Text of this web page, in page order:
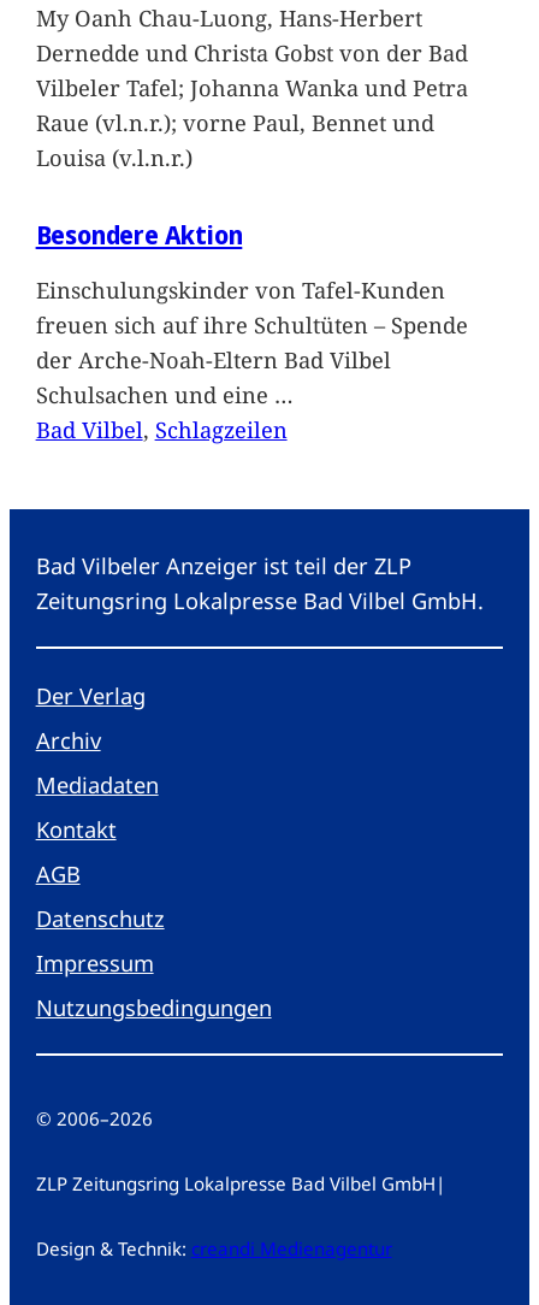
My Oanh Chau-Luong, Hans-Herbert
Dernedde und Christa Gobst von der Bad
Vilbeler Tafel; Johanna Wanka und Petra
Raue (vl.n.r.); vorne Paul, Bennet und
Louisa (v.l.n.r.)
Besondere Aktion
Einschulungskinder von Tafel-Kunden
freuen sich auf ihre Schultüten – Spende
der Arche-Noah-Eltern Bad Vilbel
Schulsachen und eine …
Bad Vilbel, Schlagzeilen
Bad Vilbeler Anzeiger ist teil der ZLP
Zeitungsring Lokalpresse Bad Vilbel GmbH.
Der Verlag
Archiv
Mediadaten
Kontakt
AGB
Datenschutz
Impressum
Nutzungsbedingungen
© 2006–2026
ZLP Zeitungsring Lokalpresse Bad Vilbel GmbH |
Design & Technik: creandi Medienagentur